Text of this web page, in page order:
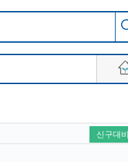
신구대비